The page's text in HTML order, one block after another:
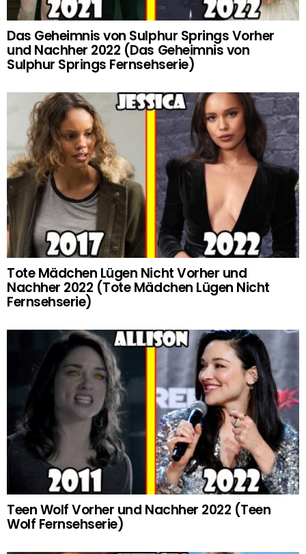
Das Geheimnis von Sulphur Springs Vorher
und Nachher 2022 (Das Geheimnis von
Sulphur Springs Fernsehserie)
Tote Mädchen Lügen Nicht Vorher und
Nachher 2022 (Tote Mädchen Lügen Nicht
Fernsehserie)
Teen Wolf Vorher und Nachher 2022 (Teen
Wolf Fernsehserie)